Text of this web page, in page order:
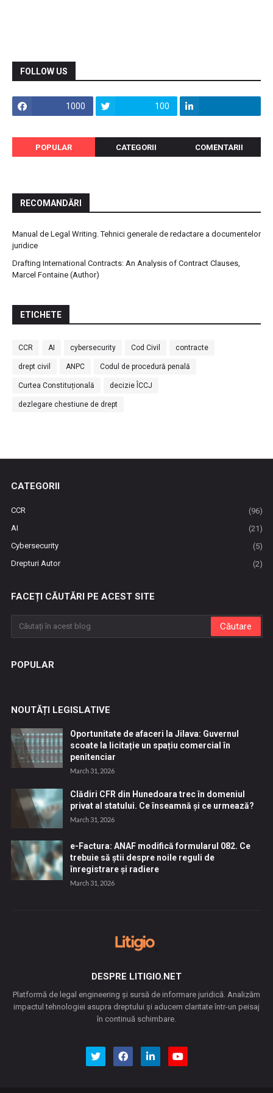
FOLLOW US
1000 100
POPULAR CATEGORII COMENTARII
RECOMANDĂRI
Manual de Legal Writing. Tehnici generale de redactare a documentelor
juridice
Drafting International Contracts: An Analysis of Contract Clauses,
Marcel Fontaine (Author)
ETICHETE
CCR AI cybersecurity Cod Civil contracte
drept civil ANPC Codul de procedură penală
Curtea Constituțională decizie ÎCCJ
dezlegare chestiune de drept
CATEGORII
CCR
(96)
AI
(21)
Cybersecurity
(5)
Drepturi Autor
(2)
FACEȚI CĂUTĂRI PE ACEST SITE
POPULAR
NOUTĂȚI LEGISLATIVE
Oportunitate de afaceri la Jilava: Guvernul
scoate la licitație un spațiu comercial în
penitenciar
March 31, 2026
Clădiri CFR din Hunedoara trec în domeniul
privat al statului. Ce înseamnă și ce urmează?
March 31, 2026
e-Factura: ANAF modifică formularul 082. Ce
trebuie să știi despre noile reguli de
înregistrare și radiere
March 31, 2026
DESPRE LITIGIO.NET
Platformă de legal engineering și sursă de informare juridică. Analizăm
impactul tehnologiei asupra dreptului și aducem claritate într-un peisaj
în continuă schimbare.